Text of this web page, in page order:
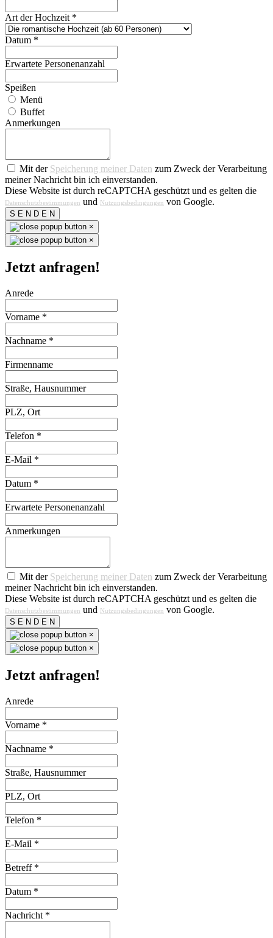
Art der Hochzeit *
Datum *
Erwartete Personenanzahl
Speißen
Menü
Buffet
Anmerkungen
Mit der Speicherung meiner Daten zum Zweck der Verarbeitung
meiner Nachricht bin ich einverstanden.
Diese Website ist durch reCAPTCHA geschützt und es gelten die
Datenschutzbestimmungen und Nutzungsbedingungen von Google.
S E N D E N
×
×
Jetzt anfragen!
Anrede
Vorname *
Nachname *
Firmenname
Straße, Hausnummer
PLZ, Ort
Telefon *
E-Mail *
Datum *
Erwartete Personenanzahl
Anmerkungen
Mit der Speicherung meiner Daten zum Zweck der Verarbeitung
meiner Nachricht bin ich einverstanden.
Diese Website ist durch reCAPTCHA geschützt und es gelten die
Datenschutzbestimmungen und Nutzungsbedingungen von Google.
S E N D E N
×
×
Jetzt anfragen!
Anrede
Vorname *
Nachname *
Straße, Hausnummer
PLZ, Ort
Telefon *
E-Mail *
Betreff *
Datum *
Nachricht *